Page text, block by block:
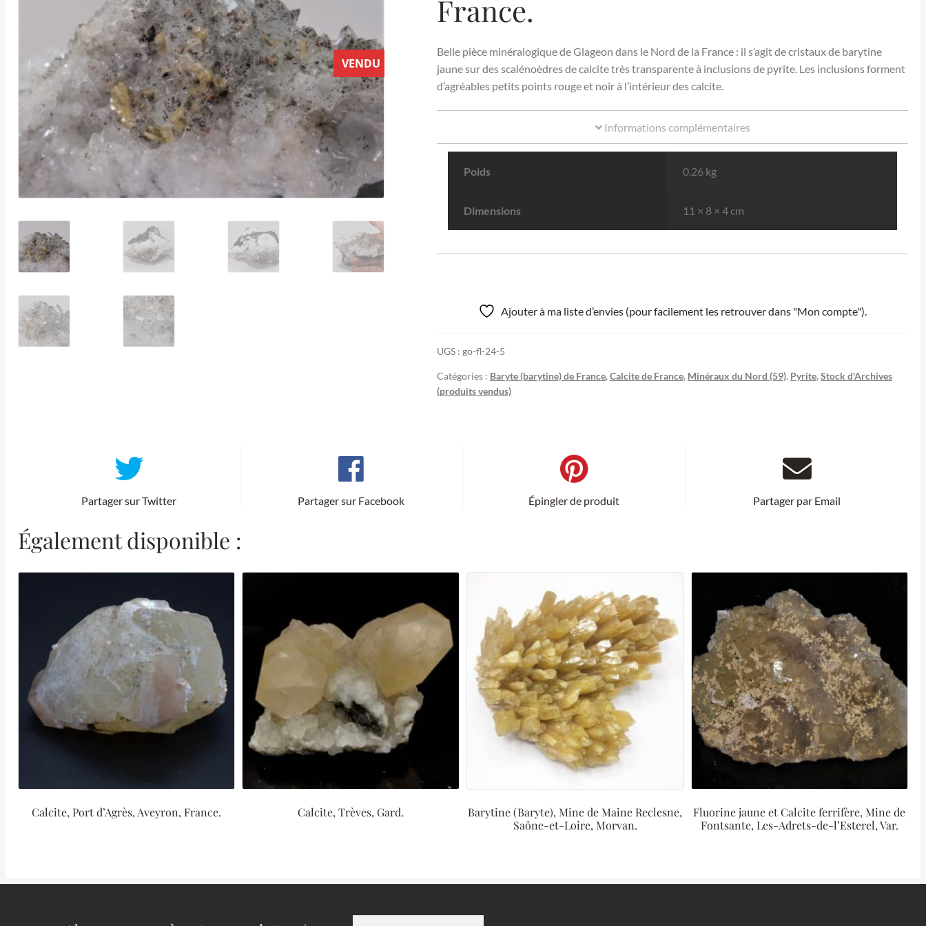
VENDU
France.
Belle pièce minéralogique de Glageon dans le Nord de la France : il s’agit de cristaux de barytine
jaune sur des scalénoèdres de calcite très transparente à inclusions de pyrite. Les inclusions forment
d’agréables petits points rouge et noir à l’intérieur des calcite.
Informations complémentaires
Poids 0.26 kg
Dimensions 11 × 8 × 4 cm
Ajouter à ma liste d’envies (pour facilement les retrouver dans "Mon compte").
UGS : go-fl-24-5
Catégories : Baryte (barytine) de France, Calcite de France, Minéraux du Nord (59), Pyrite, Stock d'Archives
(produits vendus)
Partager sur Twitter Partager sur Facebook Épingler de produit Partager par Email
Également disponible :
Calcite, Port d’Agrès, Aveyron, France. Calcite, Trèves, Gard.
Barytine (Baryte), Mine de Maine Reclesne,
Saône-et-Loire, Morvan.
Fluorine jaune et Calcite ferrifère, Mine de
Fontsante, Les-Adrets-de-l’Esterel, Var.